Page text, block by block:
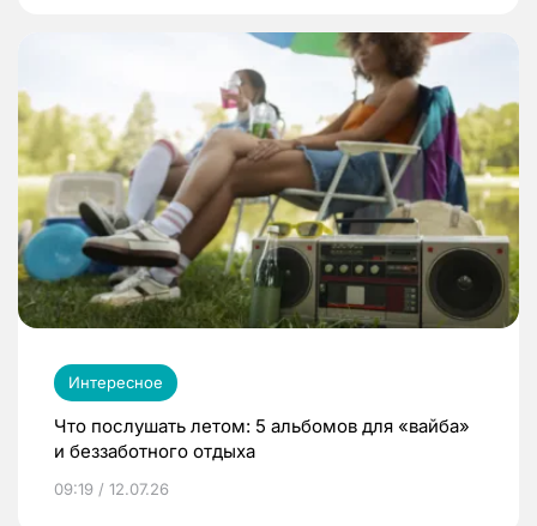
Интересное
Что послушать летом: 5 альбомов для «вайба»
и беззаботного отдыха
09:19 / 12.07.26